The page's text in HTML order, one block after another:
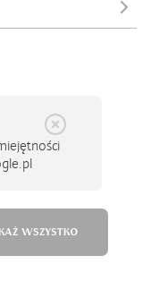
WSZYSTKO